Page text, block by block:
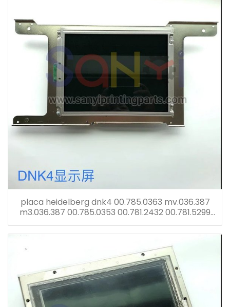
placa heidelberg dnk4 00.785.0363 mv.036.387
m3.036.387 00.785.0353 00.781.2432 00.781.5299
cp pantalla tronic con tarjeta dnk2